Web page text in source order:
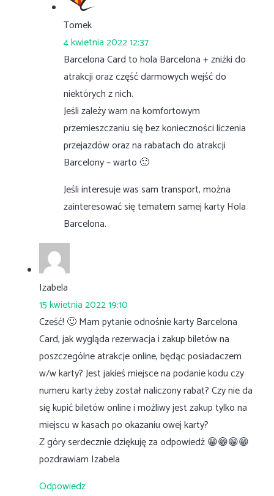
Tomek
4 kwietnia 2022 12:37
Barcelona Card to hola Barcelona + zniżki do
atrakcji oraz część darmowych wejść do
niektórych z nich.
Jeśli zależy wam na komfortowym
przemieszczaniu się bez konieczności liczenia
przejazdów oraz na rabatach do atrakcji
Barcelony – warto 🙂
Jeśli interesuje was sam transport, można
zainteresować się tematem samej karty Hola
Barcelona.
Izabela
15 kwietnia 2022 19:10
Cześć! 🙂 Mam pytanie odnośnie karty Barcelona
Card, jak wygląda rezerwacja i zakup biletów na
poszczególne atrakcje online, będąc posiadaczem
w/w karty? Jest jakieś miejsce na podanie kodu czy
numeru karty żeby został naliczony rabat? Czy nie da
się kupić biletów online i możliwy jest zakup tylko na
miejscu w kasach po okazaniu owej karty?
Z góry serdecznie dziękuję za odpowiedź 😁😁😁😁
pozdrawiam Izabela
Odpowiedz